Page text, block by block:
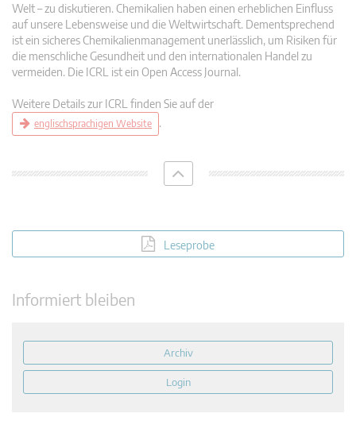
Welt – zu diskutieren. Chemikalien haben einen erheblichen Einfluss
auf unsere Lebensweise und die Weltwirtschaft. Dementsprechend
ist ein sicheres Chemikalienmanagement unerlässlich, um Risiken für
die menschliche Gesundheit und den internationalen Handel zu
vermeiden. Die ICRL ist ein Open Access Journal.
Weitere Details zur ICRL finden Sie auf der
englischsprachigen Website .
Leseprobe
Informiert bleiben
Archiv
Login